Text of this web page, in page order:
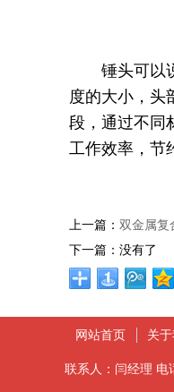
锤头可以说
度的大小，头
段，通过不同
工作效率，节
上一篇： 双金属复
下一篇： 没有了
网站首页 关
联系人：闫经理